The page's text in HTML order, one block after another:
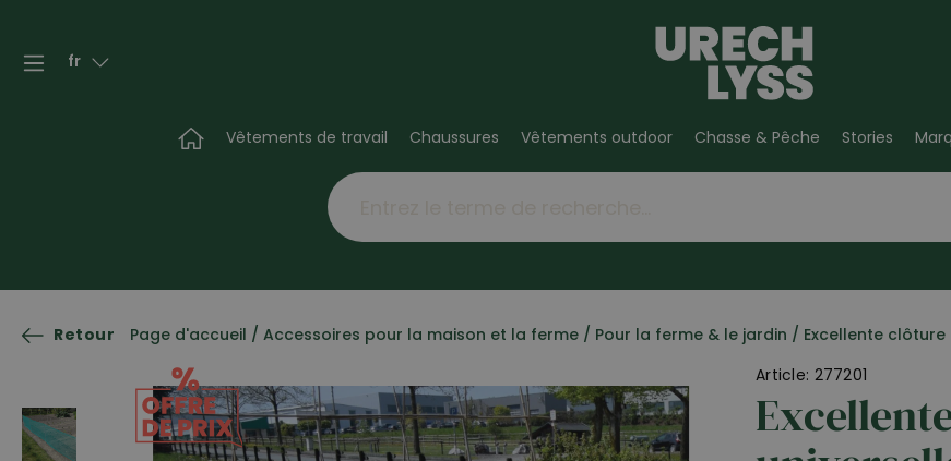
fr
Vêtements de travail Chaussures Vêtements outdoor Chasse & Pêche Stories
Retour Page d'accueil / Accessoires pour la maison et la ferme / Pour la ferme & le jardin / Excellente clôture
Article: 277201